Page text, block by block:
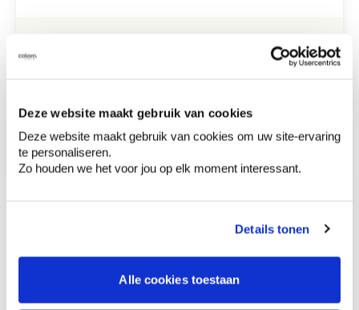
Deze website maakt gebruik van cookies
Deze website maakt gebruik van cookies om uw site-ervaring
te personaliseren.
Zo houden we het voor jou op elk moment interessant.
Details tonen
Alle cookies toestaan
0,00 €
Options de livraison
Commandé en semaine (lu-ve), livré dans les 2 à 3
jours ouvrables.
Retrait en magasin
Données techniques